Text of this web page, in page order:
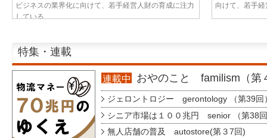
ビジネスの業界化に向けて、若手経営人財の育成に注力
している...
向けて、若手
特集・連載
連載中 おやのこと familism（第
ジェロントロジー gerontology （第39回
シニア市場は１００兆円 senior （第38
無人店舗の普及 autostore(第３7回)